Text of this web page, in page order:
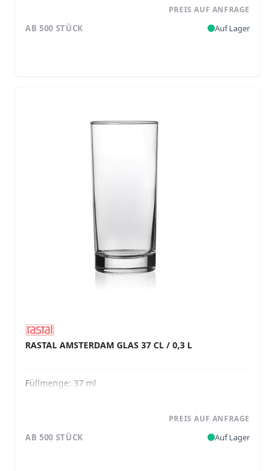
PREIS AUF ANFRAGE
AB 500 STÜCK Auf Lager
RASTAL AMSTERDAM GLAS 37 CL / 0,3 L
Füllmenge: 37 ml
PREIS AUF ANFRAGE
AB 500 STÜCK Auf Lager